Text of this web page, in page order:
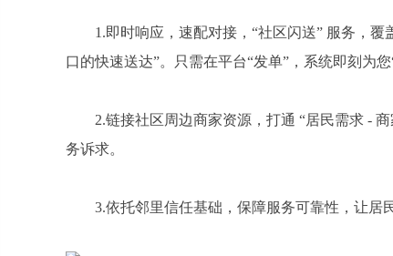
1.即时响应，速配对接，“社区闪送” 服务，
口的快速送达”。只需在平台“发单”，系统即刻为
2.链接社区周边商家资源，打通 “居民需求 -
务诉求。
3.依托邻里信任基础，保障服务可靠性，让居